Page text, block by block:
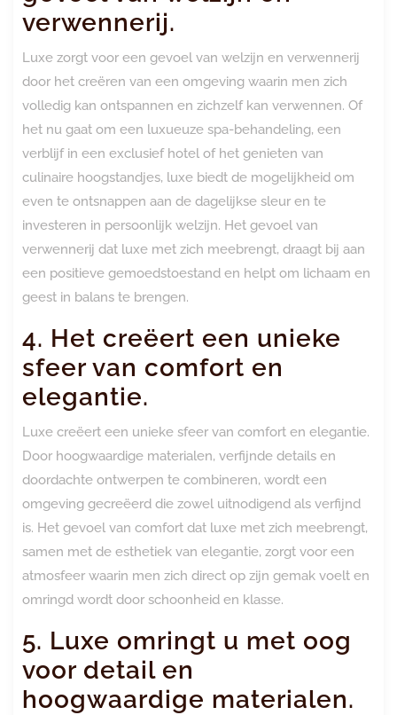
verwennerij.
Luxe zorgt voor een gevoel van welzijn en verwennerij
door het creëren van een omgeving waarin men zich
volledig kan ontspannen en zichzelf kan verwennen. Of
het nu gaat om een luxueuze spa-behandeling, een
verblijf in een exclusief hotel of het genieten van
culinaire hoogstandjes, luxe biedt de mogelijkheid om
even te ontsnappen aan de dagelijkse sleur en te
investeren in persoonlijk welzijn. Het gevoel van
verwennerij dat luxe met zich meebrengt, draagt bij aan
een positieve gemoedstoestand en helpt om lichaam en
geest in balans te brengen.
4. Het creëert een unieke
sfeer van comfort en
elegantie.
Luxe creëert een unieke sfeer van comfort en elegantie.
Door hoogwaardige materialen, verfijnde details en
doordachte ontwerpen te combineren, wordt een
omgeving gecreëerd die zowel uitnodigend als verfijnd
is. Het gevoel van comfort dat luxe met zich meebrengt,
samen met de esthetiek van elegantie, zorgt voor een
atmosfeer waarin men zich direct op zijn gemak voelt en
omringd wordt door schoonheid en klasse.
5. Luxe omringt u met oog
voor detail en
hoogwaardige materialen.